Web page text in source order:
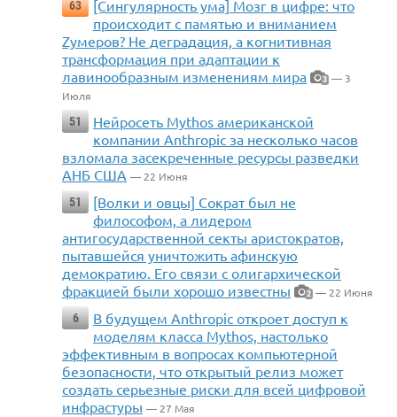
63
[Сингулярность ума] Мозг в цифре: что
происходит с памятью и вниманием
Zумеров? Не деградация, а когнитивная
трансформация при адаптации к
лавинообразным изменениям мира
3 — 3
Июля
51
Нейросеть Mythos американской
компании Anthropic за несколько часов
взломала засекреченные ресурсы разведки
АНБ США — 22 Июня
51
[Волки и овцы] Сократ был не
философом, а лидером
антигосударственной секты аристократов,
пытавшейся уничтожить афинскую
демократию. Его связи с олигархической
фракцией были хорошо известны
2 — 22 Июня
6
В будущем Anthropic откроет доступ к
моделям класса Mythos, настолько
эффективным в вопросах компьютерной
безопасности, что открытый релиз может
создать серьезные риски для всей цифровой
инфрастуры — 27 Мая